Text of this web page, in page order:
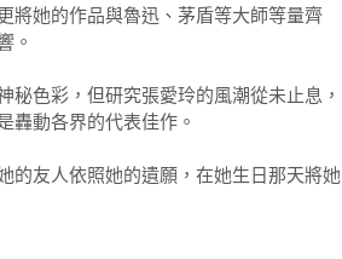
快了，前面的一個黑衣婦人倒把腳步放
裙。他喜歡紅色的內衣。沒想到這地方
哀感打趣著自己，說：「到巴黎之前還
比中國人多著點氣味，這女人自己老是不
服上，胳肢窩裏噴了香水，賤價的香水
將她的作品與魯迅、茅盾等大師等量齊
。
色彩，但研究張愛玲的風潮從未止息，
轟動各界的代表佳作。
的友人依照她的遺願，在她生日那天將她